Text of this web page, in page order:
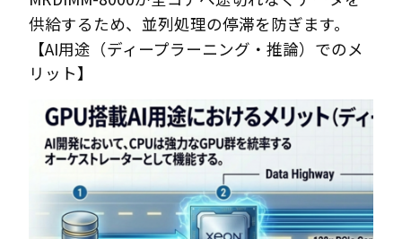
供給するため、並列処理の停滞を防ぎます。
【AI用途（ディープラーニング・推論）でのメ
リット】